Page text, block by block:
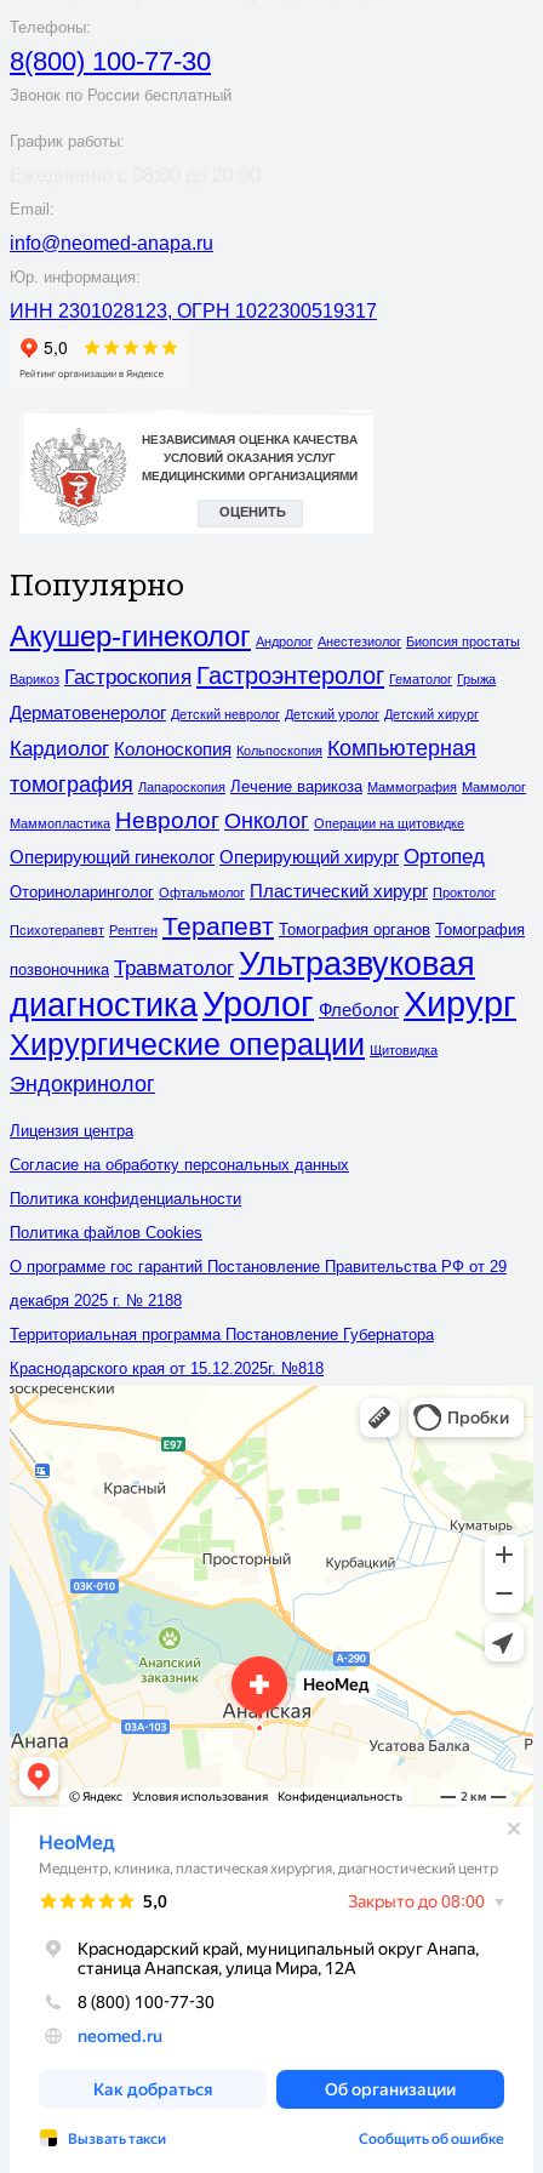
Телефоны:
8(800) 100-77-30
Звонок по России бесплатный
График работы:
Email:
info@neomed-anapa.ru
Юр. информация:
ИНН 2301028123, ОГРН 1022300519317
Популярно
Акушер-гинеколог Андролог Анестезиолог Биопсия простаты
Варикоз Гастроскопия Гастроэнтеролог Гематолог Грыжа
Дерматовенеролог Детский невролог Детский уролог Детский хирург
Кардиолог Колоноскопия Кольпоскопия Компьютерная
томография Лапароскопия Лечение варикоза Маммография Маммолог
Маммопластика Невролог Онколог Операции на щитовидке
Оперирующий гинеколог Оперирующий хирург Ортопед
Оториноларинголог Офтальмолог Пластический хирург Проктолог
Психотерапевт Рентген Терапевт Томография органов Томография
позвоночника Травматолог Ультразвуковая
диагностикаУролог Флеболог Хирург
Хирургические операции Щитовидка
Эндокринолог
Лицензия центра
Согласие на обработку персональных данных
Политика конфиденциальности
Политика файлов Cookies
О программе гос гарантий Постановление Правительства РФ от 29
декабря 2025 г. № 2188
Территориальная программа Постановление Губернатора
Краснодарского края от 15.12.2025г. №818